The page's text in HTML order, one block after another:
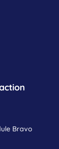
Bravo